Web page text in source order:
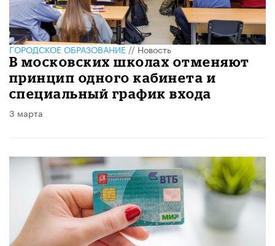
ГОРОДСКОЕ ОБРАЗОВАНИЕ//Новость
В московских школах отменяют
принцип одного кабинета и
специальный график входа
3 марта